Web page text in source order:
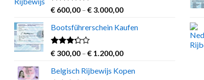
€ 700,00
Rated4.60
out of 5
€600,00 – €3.000,00Price
€ 600,00
€ 3.000,00
Bootsführerschein Kaufen
Rated
out of
5
€300,00 – €1.200,00Price
€ 300,00
Belgisch Rijbewijs Kopen